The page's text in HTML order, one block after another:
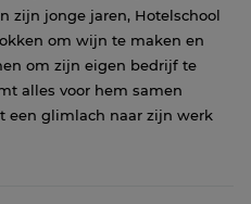
zijn jonge jaren, Hotelschool
om wijn te maken en
om zijn eigen bedrijf te
alles voor hem samen
een glimlach naar zijn werk